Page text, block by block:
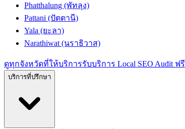
Phatthalung (พัทลุง)
Pattani (ปัตตานี)
Yala (ยะลา)
Narathiwat (นราธิวาส)
ดูทุกจังหวัดที่ให้บริการรับบริการ Local SEO Audit ฟรี
บริการที่ปรึกษา